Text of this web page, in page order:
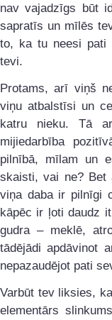
nav vajadzīgs būt
sapratīs un mīlēs
to, ka tu neesi pati
tevi.
Protams, arī viņš
viņu atbalstīsi un
katru nieku. Tā
mijiedarbība
pilnībā, mīlam un
skaisti, vai ne? Bet
viņa daba ir pilnīgi
kāpēc ir ļoti daudz
gudra – meklē,
tādējādi apdāvinot
nepazaudējot pati
Varbūt tev liksies,
elementārs